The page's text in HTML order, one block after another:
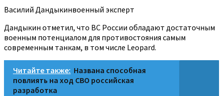
Василий Дандыкинвоенный эксперт
Дандыкин отметил, что ВС России обладают достаточным
военным потенциалом для противостояния самым
современным танкам, в том числе Leopard.
Читайте также: Названа способная
повлиять на ход СВО российская
разработка